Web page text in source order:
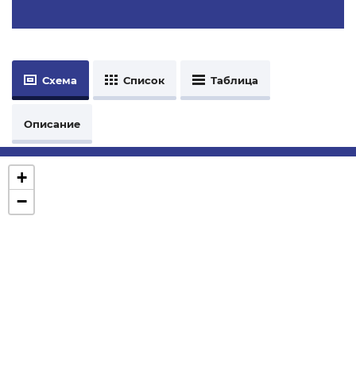
Схема Список Таблица
Описание
+
−